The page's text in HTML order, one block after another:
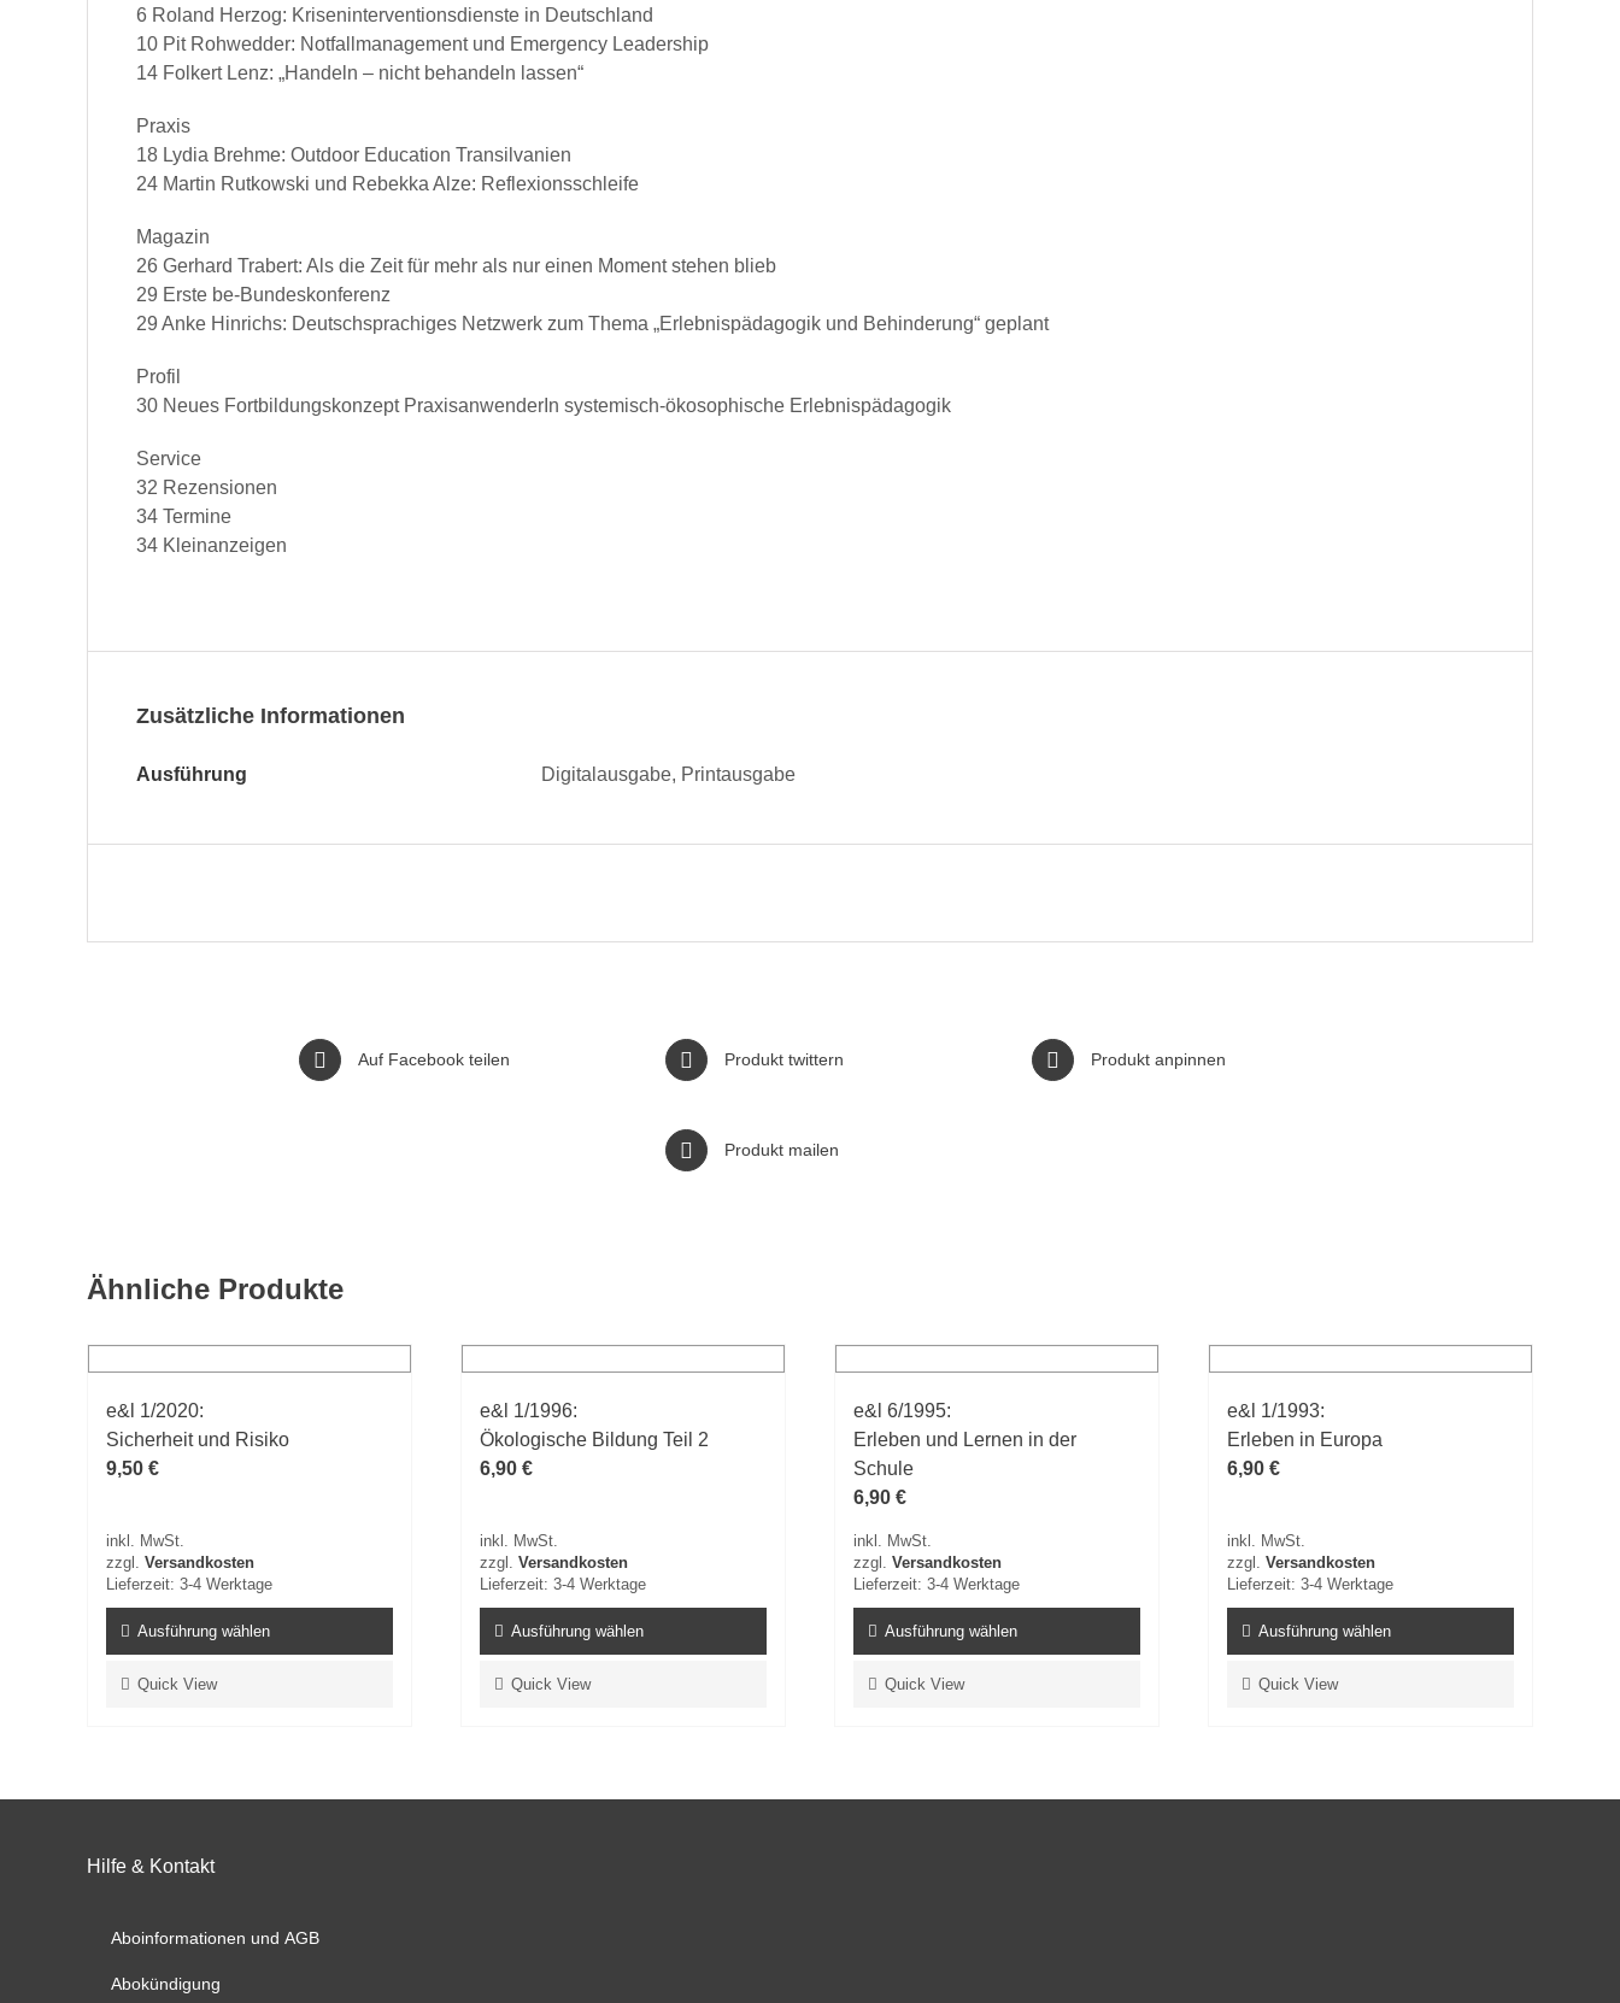
6 Roland Her­zog: Kris­en­in­ter­ven­tions­di­en­ste in Deutschland
10 Pit Rohwed­der: Not­fall­man­age­ment und Emer­gency Leadership
14 Folk­ert Lenz: „Han­deln – nicht behan­deln lassen“
Prax­is
18 Lydia Brehme: Out­door Edu­ca­tion Transilvanien
24 Mar­tin Rutkows­ki und Rebek­ka Alze: Reflexionsschleife
Mag­a­zin
26 Ger­hard Tra­bert: Als die Zeit für mehr als nur einen Moment ste­hen blieb
29 Erste be-Bundeskonferenz
29 Anke Hin­richs: Deutschsprachiges Net­zw­erk zum The­ma „Erleb­nis­päd­a­gogik und Behin­derung“ geplant
Pro­fil
30 Neues Fort­bil­dungskonzept Prax­isan­wen­derIn sys­temisch-ökosophis­che Erlebnispädagogik
Ser­vice
32 Rezen­sio­nen
34 Termine
34 Kleinanzeigen
Zusätzliche Informationen
Ausführung Digitalausgabe, Printausgabe
Auf Facebook teilen Produkt twittern Produkt anpinnen
Produkt mailen
Ähnliche Produkte
e&l 1/2020:
Sicherheit und Risiko
9,50 €
inkl. MwSt.
zzgl. Versandkosten
Lieferzeit: 3-4 Werktage
Ausführung wählen
Produkt
auf.
können
Produktseite
gewählt
Quick View
e&l 1/1996:
Ökologische Bildung Teil 2
6,90 €
inkl. MwSt.
zzgl. Versandkosten
Lieferzeit: 3-4 Werktage
Ausführung wählen
Produkt
auf.
Quick View
e&l 6/1995:
Erleben und Lernen in der
Schule
6,90 €
inkl. MwSt.
zzgl. Versandkosten
Lieferzeit: 3-4 Werktage
Ausführung wählen
Produkt
auf.
Quick View
e&l 1/1993:
Erleben in Europa
6,90 €
inkl. MwSt.
zzgl. Versandkosten
Lieferzeit: 3-4 Werktage
Ausführung wählen
Produkt
auf.
Quick View
Hilfe & Kontakt
Aboinformationen und AGB
Abokündigung